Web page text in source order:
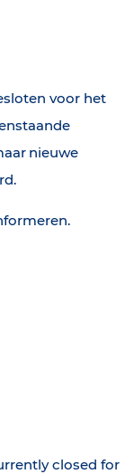
voor het
nieuwe
closed for